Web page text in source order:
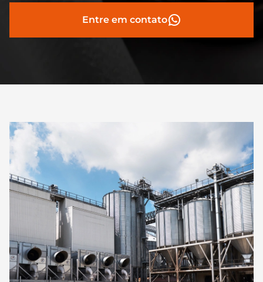
Entre em contato